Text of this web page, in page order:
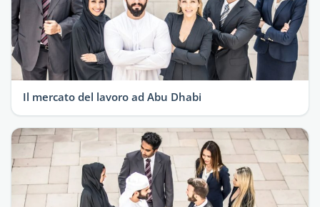
Il mercato del lavoro ad Abu Dhabi